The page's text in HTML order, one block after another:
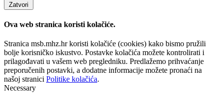
Zatvori
Ova web stranica koristi kolačiće.
Stranica msb.mhz.hr koristi kolačiće (cookies) kako bismo pružili
bolje korisničko iskustvo. Postavke kolačića možete kontrolirati i
prilagođavati u vašem web pregledniku. Predlažemo prihvaćanje
preporučenih postavki, a dodatne informacije možete pronaći na
našoj stranici Politike kolačića.
Necessary